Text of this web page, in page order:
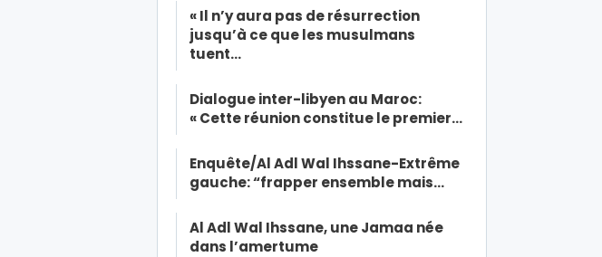
« Il n’y aura pas de résurrection
jusqu’à ce que les musulmans
tuent…
Dialogue inter-libyen au Maroc:
« Cette réunion constitue le premier…
Enquête/Al Adl Wal Ihssane-Extrême
gauche: “frapper ensemble mais…
Al Adl Wal Ihssane, une Jamaa née
dans l’amertume